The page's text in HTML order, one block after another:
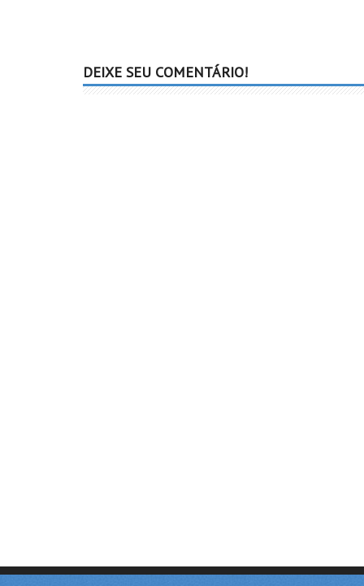
DEIXE SEU COMENTÁRIO!